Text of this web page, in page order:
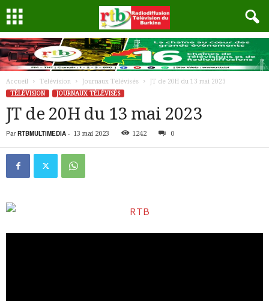
Accueil Télévision Journaux Télévisés
JT de 20H du 13 mai 2023
TÉLÉVISION
JOURNAUX TÉLÉVISÉS
JT de 20H du 13 mai 2023
Par RTBMULTIMEDIA - 13 mai 2023 1242 0